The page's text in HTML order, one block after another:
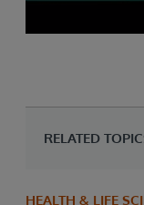
RELATED
HEALTH & LIFE